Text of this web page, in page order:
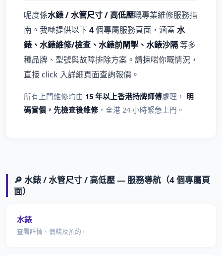
呢度係水錶 / 水管尺寸 / 高低壓嘅專業維修服務指
南。我哋提供以下4個專屬服務頁面，涵蓋水
錶、水錶維修/檢查、水錶前閘掣、水錶沙隔等多
種品牌、型號與故障排除方案。請揀啱你嘅情況，
直接 click 入詳細頁面查詢報價。
所有上門維修均由 15 年以上香港持牌師傅處理， 明
碼實價，先檢查後維修 ，全港 24 小時緊急上門。
🔎 水錶 / 水管尺寸 / 高低壓 — 服務導航（4 個專屬頁
面）
水錶
查看詳情、價錢及預約 ›